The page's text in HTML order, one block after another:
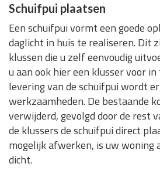
Schuifpui plaatsen
Een schuifpui vormt een goede
daglicht in huis te realiseren. Dit
klussen die u zelf eenvoudig
u aan ook hier een klusser voor in
levering van de schuifpui wordt
werkzaamheden. De bestaande
verwijderd, gevolgd door de rest
de klussers de schuifpui direct
mogelijk afwerken, is uw woning
dicht.